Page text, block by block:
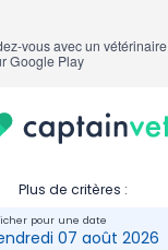
Plus de critères :
07 août 2026
vous avec un vétérinaire
Google Play